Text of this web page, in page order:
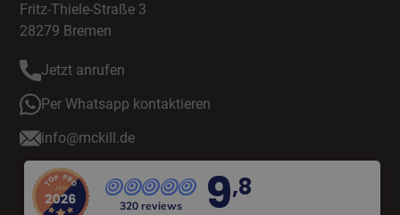
Fritz-Thiele-Straße 3
28279 Bremen
Jetzt anrufen
Per Whatsapp kontaktieren
info@mckill.de
320 reviews 9,8